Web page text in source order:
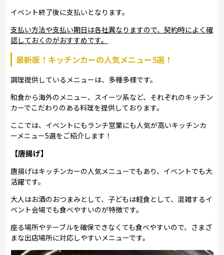
イベント終了後に支払いとなります。
支払い方法や支払い期日は各社異なりますので、契約時によく確
認しておくのがおすすめです。
最新版！キッチンカーの人気メニュー5選！
調理提供しているメニューは、多種多様です。
和食から海外のメニュー、スイーツ系など、それぞれのキッチン
カーでこだわりのある料理を提供しております。
ここでは、イベントにもランチ営業にも人気が高いキッチンカ
ーメニュー5選をご紹介します！
【唐揚げ】
唐揚げはキッチンカーの人気メニューでもあり、イベントでも大
活躍です。
大人はお酒のおつまみとして、子どもは軽食として、混雑するイ
ベント会場でも食べやすいのが特徴です。
座る場所やテーブルを確保できなくても食べやすいので、さまざ
まな出店場所に対応しやすいメニューです。